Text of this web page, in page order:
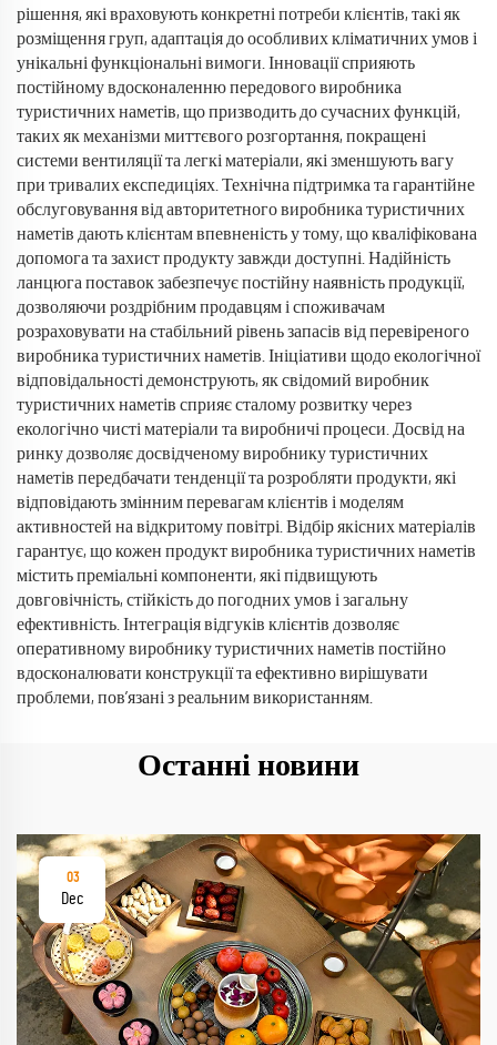
рішення, які враховують конкретні потреби клієнтів, такі як
розміщення груп, адаптація до особливих кліматичних умов і
унікальні функціональні вимоги. Інновації сприяють
постійному вдосконаленню передового виробника
туристичних наметів, що призводить до сучасних функцій,
таких як механізми миттєвого розгортання, покращені
системи вентиляції та легкі матеріали, які зменшують вагу
при тривалих експедиціях. Технічна підтримка та гарантійне
обслуговування від авторитетного виробника туристичних
наметів дають клієнтам впевненість у тому, що кваліфікована
допомога та захист продукту завжди доступні. Надійність
ланцюга поставок забезпечує постійну наявність продукції,
дозволяючи роздрібним продавцям і споживачам
розраховувати на стабільний рівень запасів від перевіреного
виробника туристичних наметів. Ініціативи щодо екологічної
відповідальності демонструють, як свідомий виробник
туристичних наметів сприяє сталому розвитку через
екологічно чисті матеріали та виробничі процеси. Досвід на
ринку дозволяє досвідченому виробнику туристичних
наметів передбачати тенденції та розробляти продукти, які
відповідають змінним перевагам клієнтів і моделям
активностей на відкритому повітрі. Відбір якісних матеріалів
гарантує, що кожен продукт виробника туристичних наметів
містить преміальні компоненти, які підвищують
довговічність, стійкість до погодних умов і загальну
ефективність. Інтеграція відгуків клієнтів дозволяє
оперативному виробнику туристичних наметів постійно
вдосконалювати конструкції та ефективно вирішувати
проблеми, пов’язані з реальним використанням.
Останні новини
03
Dec